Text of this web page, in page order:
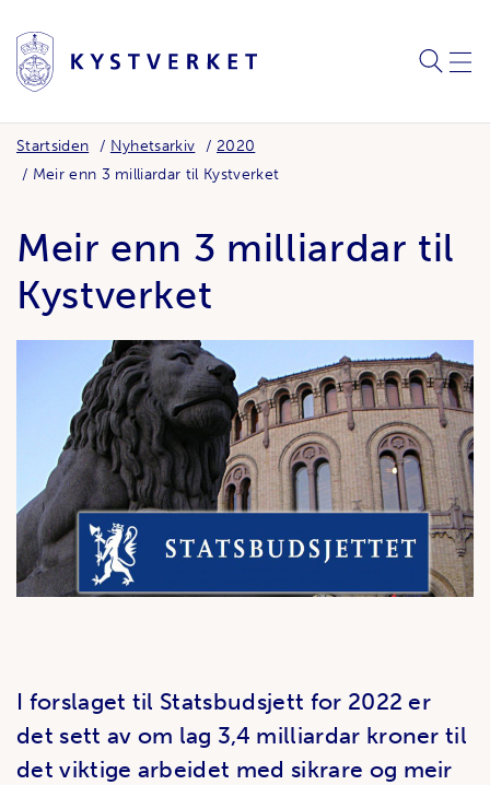
SØK
Startsiden Nyhetsarkiv
2020
Meir enn 3 milliardar til Kystverket
Meir enn 3 milliardar til
Kystverket
I forslaget til Statsbudsjett for 2022 er
det sett av om lag 3,4 milliardar kroner til
det viktige arbeidet med sikrare og meir